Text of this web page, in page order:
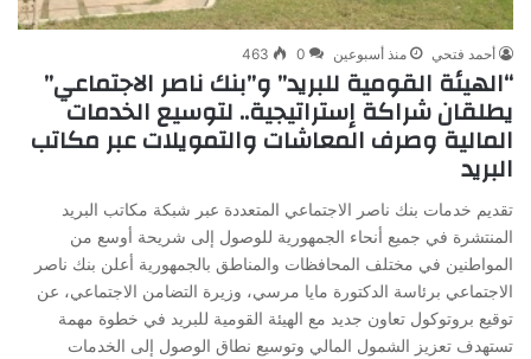
أحمد فتحي منذ أسبوعين 0
463
“الهيئة القومية للبريد” و”بنك ناصر الاجتماعي”
يطلقان شراكة إستراتيجية.. لتوسيع الخدمات
المالية وصرف المعاشات والتمويلات عبر مكاتب
البريد
تقديم خدمات بنك ناصر الاجتماعي المتعددة عبر شبكة مكاتب البريد
المنتشرة في جميع أنحاء الجمهورية للوصول إلى شريحة أوسع من
المواطنين في مختلف المحافظات والمناطق بالجمهورية أعلن بنك ناصر
الاجتماعي برئاسة الدكتورة مايا مرسي، وزيرة التضامن الاجتماعي، عن
توقيع بروتوكول تعاون جديد مع الهيئة القومية للبريد في خطوة مهمة
تستهدف تعزيز الشمول المالي وتوسيع نطاق الوصول إلى الخدمات